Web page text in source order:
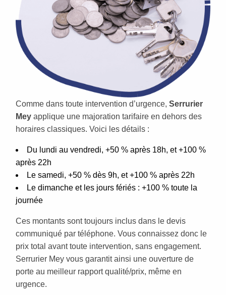
Comme dans toute intervention d’urgence, Serrurier
Mey applique une majoration tarifaire en dehors des
horaires classiques. Voici les détails :
Du lundi au vendredi, +50 % après 18h, et +100 %
après 22h
Le samedi, +50 % dès 9h, et +100 % après 22h
Le dimanche et les jours fériés : +100 % toute la
journée
Ces montants sont toujours inclus dans le devis
communiqué par téléphone. Vous connaissez donc le
prix total avant toute intervention, sans engagement.
Serrurier Mey vous garantit ainsi une ouverture de
porte au meilleur rapport qualité/prix, même en
urgence.